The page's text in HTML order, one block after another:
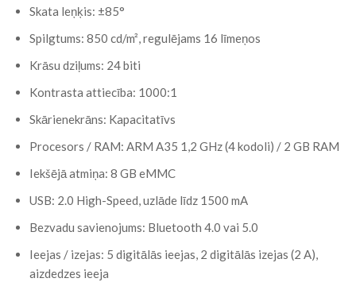
Skata leņķis: ±85°
Spilgtums: 850 cd/m², regulējams 16 līmeņos
Krāsu dziļums: 24 biti
Kontrasta attiecība: 1000:1
Skārienekrāns: Kapacitatīvs
Procesors / RAM: ARM A35 1,2 GHz (4 kodoli) / 2 GB RAM
Iekšējā atmiņa: 8 GB eMMC
USB: 2.0 High-Speed, uzlāde līdz 1500 mA
Bezvadu savienojums: Bluetooth 4.0 vai 5.0
Ieejas / izejas: 5 digitālās ieejas, 2 digitālās izejas (2 A),
aizdedzes ieeja